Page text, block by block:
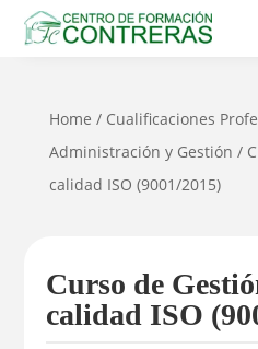
Home / Cualificaciones
Administración y Gestión /
calidad ISO (9001/2015)
Curso de
calidad ISO